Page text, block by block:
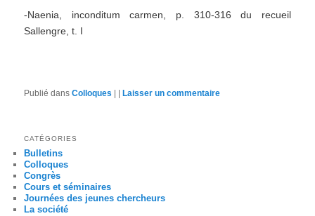
-Naenia, inconditum carmen, p. 310-316 du recueil
Sallengre, t. I
Publié dans Colloques Laisser un commentaire
CATÉGORIES
Bulletins
Colloques
Congrès
Cours et séminaires
Journées des jeunes chercheurs
La société